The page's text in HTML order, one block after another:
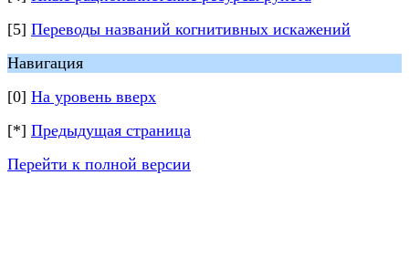
[5] Переводы названий когнитивных искажений
Навигация
[0] На уровень вверх
[*] Предыдущая страница
Перейти к полной версии